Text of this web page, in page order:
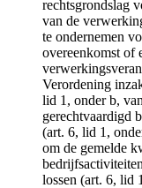
rechtsgrondslag
van de
te ondernemen
overeenkomst of
Verordening
lid 1, onder b,
gerechtvaardigd
(art. 6, lid 1,
om de gemelde
lossen (art. 6, lid